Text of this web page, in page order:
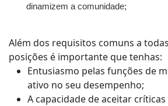
dinamizem a comunidade;
Além dos requisitos comuns a
posições é importante que tenhas:
Entusiasmo pelas funções de
ativo no seu desempenho;
A capacidade de aceitar